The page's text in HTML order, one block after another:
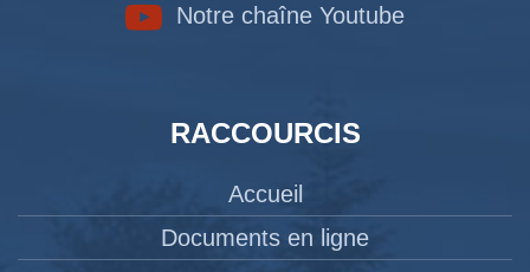
Notre chaîne Youtube
RACCOURCIS
Accueil
Documents en ligne